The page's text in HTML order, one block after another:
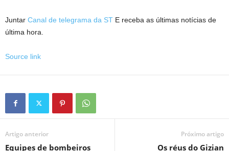
Juntar Canal de telegrama da ST E receba as últimas notícias de
última hora.
Source link
Artigo anterior
Equipes de bombeiros
Próximo artigo
Os réus do Gizian